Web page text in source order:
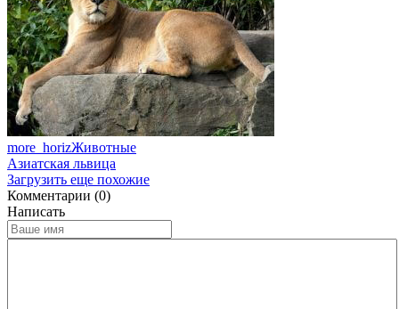
more_horizЖивотные
Азиатская львица
Загрузить еще похожие
Комментарии (0)
Написать